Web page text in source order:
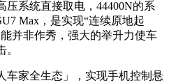
系统直接取电，44400N的系
Max，是实现“连续原地起
并非作秀，强大的举升力使车
车家全生态」，实现手机控制悬